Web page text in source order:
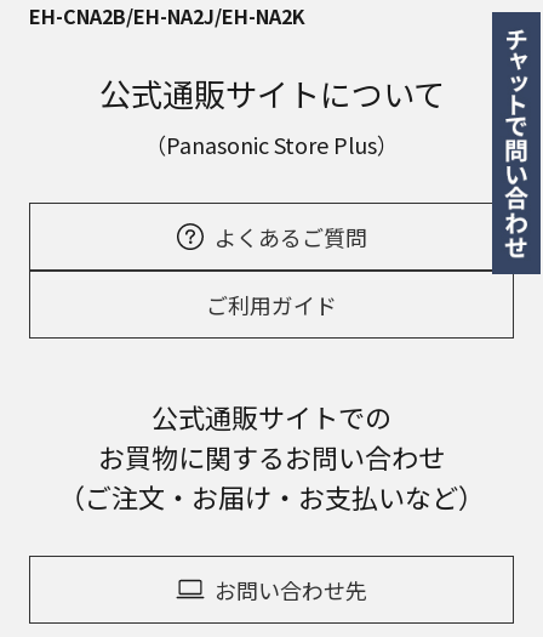
EH-CNA2B/EH-NA2J/EH-NA2K
公式通販サイトについて
（Panasonic Store Plus）
よくあるご質問
ご利用ガイド
公式通販サイトでの
お買物に関するお問い合わせ
（ご注文・お届け・お支払いなど）
お問い合わせ先